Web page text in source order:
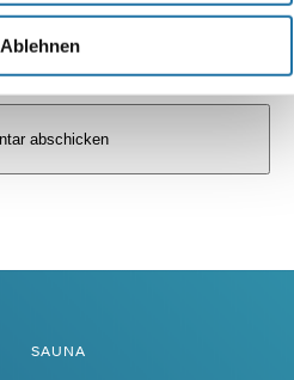
Ablehnen
SAUNA